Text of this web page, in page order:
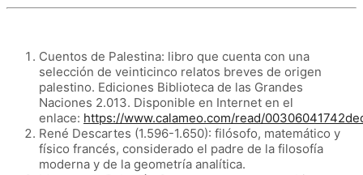
Cuentos de Palestina: libro que cuenta con una
selección de veinticinco relatos breves de origen
palestino. Ediciones Biblioteca de las Grandes
Naciones 2.013. Disponible en Internet en el
enlace: https://www.calameo.com/read/
René Descartes (1.596-1.650): filósofo, matemático y
físico francés, considerado el padre de la filosofía
moderna y de la geometría analítica.